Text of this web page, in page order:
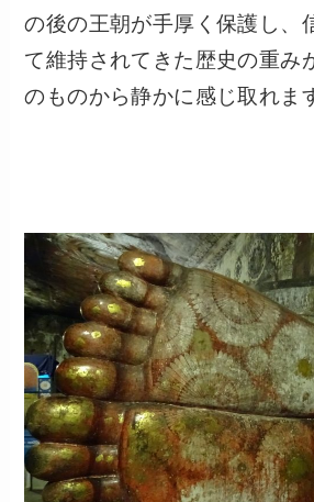
の後の王朝が手厚く保護し、
て維持されてきた歴史の重み
のものから静かに感じ取れま